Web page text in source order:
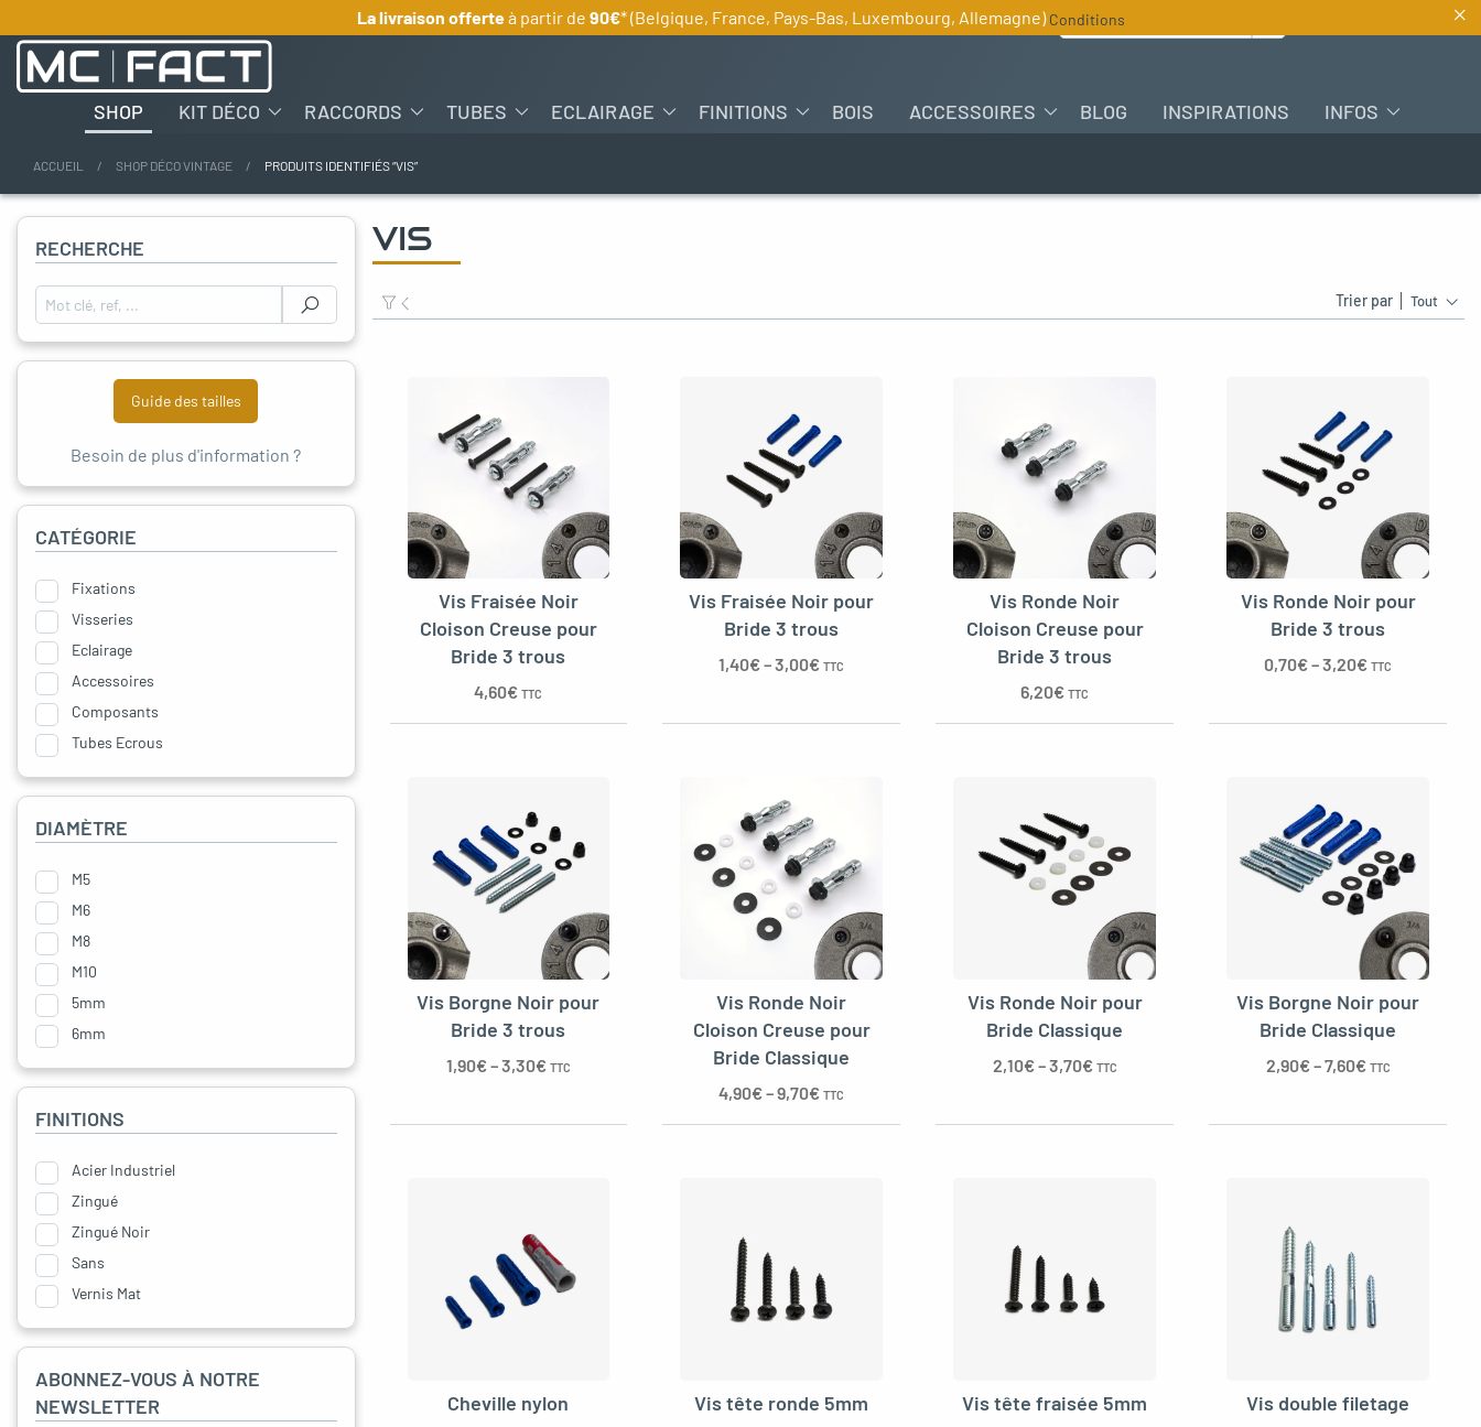
FR Rechercher :
SHOP KIT DÉCO RACCORDS TUBES ECLAIRAGE FINITIONS BOIS ACCESSOIRES BLOG INSPIRATIONS INFOS
ACCUEIL SHOP DÉCO VINTAGE PRODUITS IDENTIFIÉS “VIS”
VIS
Trier par Tout
Vis Fraisée Noir
Cloison Creuse pour
Bride 3 trous
4,60€ TTC
Vis Fraisée Noir pour
Bride 3 trous
1,40€–3,00€ TTC
Vis Ronde Noir
Cloison Creuse pour
Bride 3 trous
6,20€ TTC
Vis Ronde Noir pour
Bride 3 trous
0,70€–3,20€ TTC
Vis Borgne Noir pour
Bride 3 trous
1,90€–3,30€ TTC
Vis Ronde Noir
Cloison Creuse pour
Bride Classique
4,90€–9,70€ TTC
Vis Ronde Noir pour
Bride Classique
2,10€–3,70€ TTC
Vis Borgne Noir pour
Bride Classique
2,90€–7,60€ TTC
Cheville nylon Vis tête ronde 5mm Vis tête fraisée 5mm Vis double filetage
RECHERCHE
Rechercher :
Guide des tailles
Besoin de plus d'information ?
CATÉGORIE
Fixations
Visseries
Eclairage
Accessoires
Composants
Tubes Ecrous
DIAMÈTRE
M5
M6
M8
M10
5mm
6mm
FINITIONS
Acier Industriel
Zingué
Zingué Noir
Sans
Vernis Mat
ABONNEZ-VOUS À NOTRE
NEWSLETTER
menu
menu
menu
menu
menu
La livraison offerteà partir de 90€* (Belgique, France, Pays-Bas, Luxembourg, Allemagne)Conditions ×